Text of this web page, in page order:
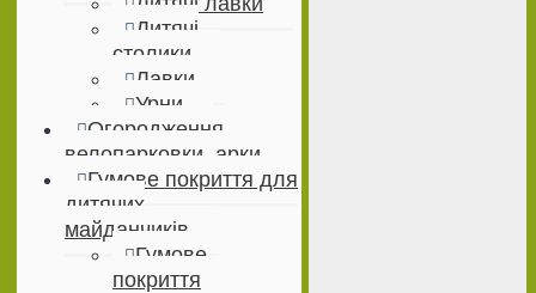
Дитячі
столики
Лавки
Урни
Огородження,
велопарковки, арки
Гумове покриття для
дитячих
майданчиків
Гумове
покриття